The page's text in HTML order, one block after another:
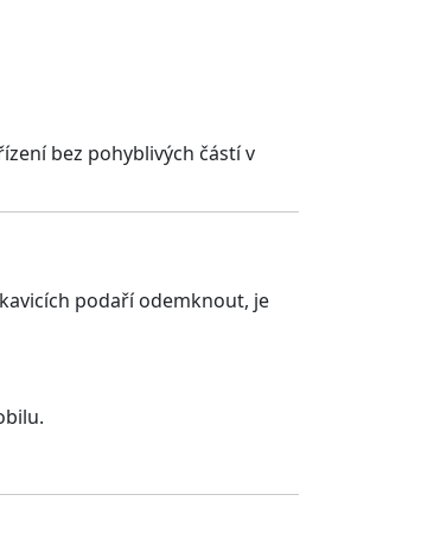
bez pohyblivých částí v
podaří odemknout, je